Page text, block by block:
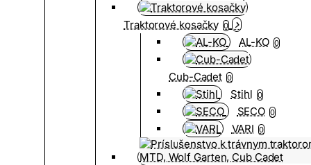
Traktorové kosačky 0
AL-KO 0
Cub-Cadet 0
Stihl 0
SECO 0
VARI 0